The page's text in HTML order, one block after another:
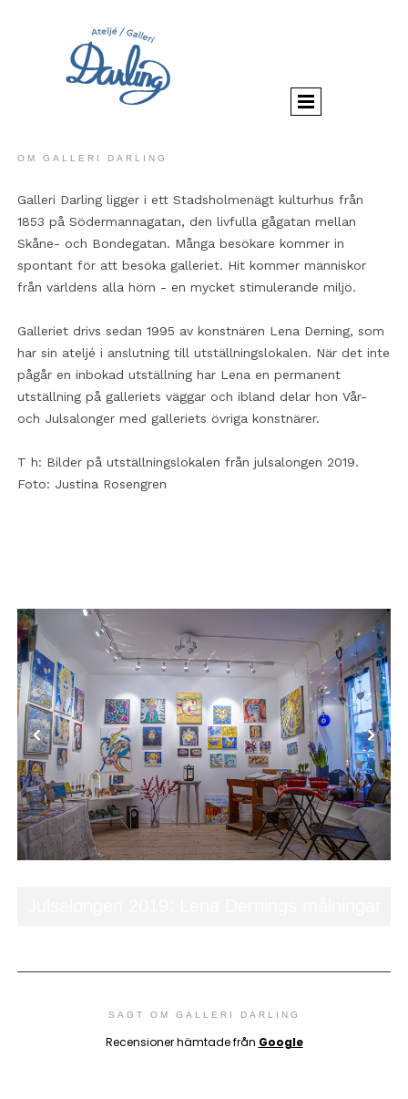
OM GALLERI DARLING
Galleri Darling ligger i ett Stadsholmenägt kulturhus från
1853 på Södermannagatan, den livfulla gågatan mellan
Skåne- och Bondegatan. Många besökare kommer in
spontant för att besöka galleriet. Hit kommer människor
från världens alla hörn - en mycket stimulerande miljö.
Galleriet drivs sedan 1995 av konstnären Lena Derning, som
har sin ateljé i anslutning till utställningslokalen. När det inte
pågår en inbokad utställning har Lena en permanent
utställning på galleriets väggar och ibland delar hon Vår-
och Julsalonger med galleriets övriga konstnärer.
T h: Bilder på utställningslokalen från julsalongen 2019.
Foto: Justina Rosengren
SAGT OM GALLERI DARLING
Recensioner hämtade från Google